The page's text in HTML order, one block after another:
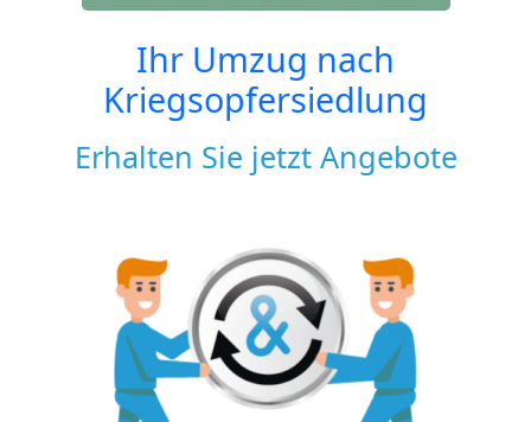
Ihr Umzug nach
Kriegsopfersiedlung
Erhalten Sie jetzt Angebote